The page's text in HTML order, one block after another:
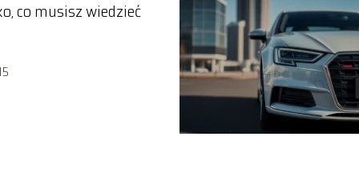
co musisz wiedzieć